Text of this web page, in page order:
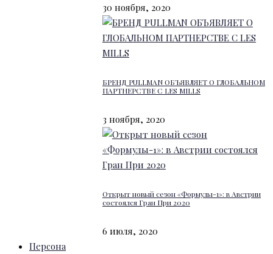
30 ноября, 2020
БРЕНД PULLMAN ОБЪЯВЛЯЕТ О ГЛОБАЛЬНОМ
ПАРТНЕРСТВЕ С LES MILLS
3 ноября, 2020
Открыт новый сезон «Формулы-1»: в Австрии
состоялся Гран При 2020
6 июля, 2020
Персона